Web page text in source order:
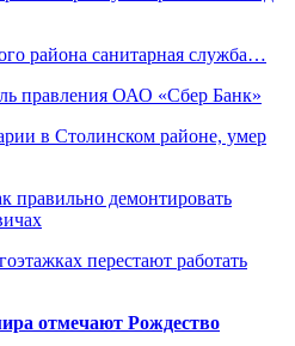
района санитарная служба…
правления ОАО «Сбер Банк»
в Столинском районе, умер
правильно демонтировать
перестают работать
отмечают Рождество